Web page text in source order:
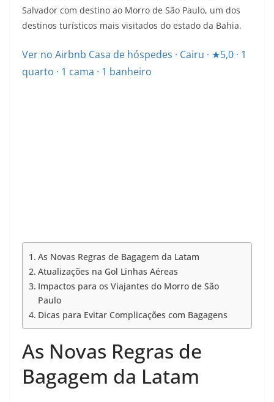
o
k
a
m
s
p
p
y
e
s
t
Salvador com destino ao Morro de São Paulo, um dos
destinos turísticos mais visitados do estado da Bahia.
Ver no Airbnb Casa de hóspedes · Cairu · ★5,0 · 1
quarto · 1 cama · 1 banheiro
As Novas Regras de Bagagem da Latam
Atualizações na Gol Linhas Aéreas
Impactos para os Viajantes do Morro de São
Paulo
Dicas para Evitar Complicações com Bagagens
As Novas Regras de
Bagagem da Latam